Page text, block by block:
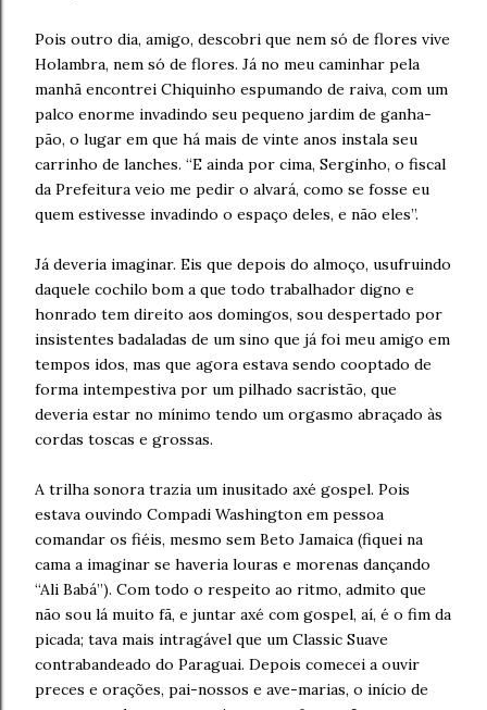
Pois outro dia, amigo, descobri que nem só de flores vive
Holambra, nem só de flores. Já no meu caminhar pela
manhã encontrei Chiquinho espumando de raiva, com um
palco enorme invadindo seu pequeno jardim de ganha-
pão, o lugar em que há mais de vinte anos instala seu
carrinho de lanches. “E ainda por cima, Serginho, o fiscal
da Prefeitura veio me pedir o alvará, como se fosse eu
quem estivesse invadindo o espaço deles, e não eles”.
Já deveria imaginar. Eis que depois do almoço, usufruindo
daquele cochilo bom a que todo trabalhador digno e
honrado tem direito aos domingos, sou despertado por
insistentes badaladas de um sino que já foi meu amigo em
tempos idos, mas que agora estava sendo cooptado de
forma intempestiva por um pilhado sacristão, que
deveria estar no mínimo tendo um orgasmo abraçado às
cordas toscas e grossas.
A trilha sonora trazia um inusitado axé gospel. Pois
estava ouvindo Compadi Washington em pessoa
comandar os fiéis, mesmo sem Beto Jamaica (fiquei na
cama a imaginar se haveria louras e morenas dançando
“Ali Babá”). Com todo o respeito ao ritmo, admito que
não sou lá muito fã, e juntar axé com gospel, aí, é o fim da
picada; tava mais intragável que um Classic Suave
contrabandeado do Paraguai. Depois comecei a ouvir
preces e orações, pai-nossos e ave-marias, o início de